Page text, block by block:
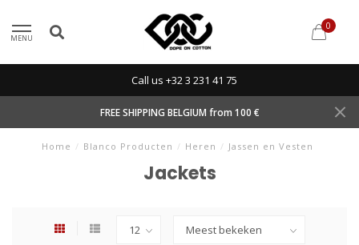
MENU
0
Call us +32 3 231 41 75
FREE SHIPPING BELGIUM from 100 €
Home / Blanco Producten / Heren / Jassen en Vesten
Jackets